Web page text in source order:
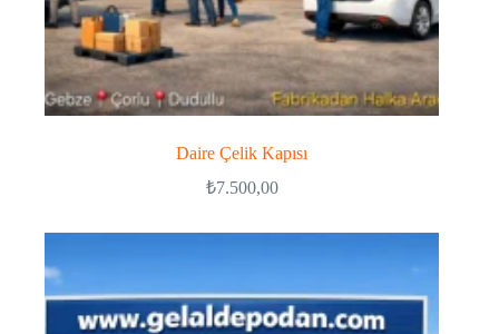
Daire Çelik Kapısı
₺7.500,00